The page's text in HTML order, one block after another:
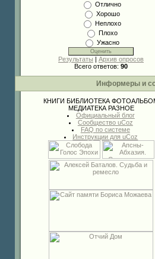
Отлично
Хорошо
Неплохо
Плохо
Ужасно
Результаты | Архив опросов
Всего ответов: 90
Информеры и
КНИГИ БИБЛИОТЕКА
МЕДИАТЕКА РАЗНОЕ
Официальный блог
Сообщество uCoz
FAQ по системе
Инструкции для uCoz